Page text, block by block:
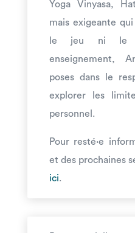
Yoga Vinyasa,
mais exigeante
le jeu ni le
enseignement,
poses dans le
explorer les
personnel.
Pour resté·e
et des prochaines
ici.